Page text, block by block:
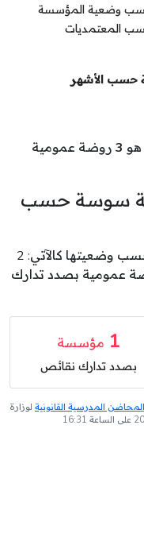
وضعية المؤسسة
المعتمديات
حسب الأشهر
3 روضة عمومية
سوسة حسب
تتوزع رياض عمومية بولاية سوسة حسب وضعيتها كالآتي: 2
بصدد النشاط و 1 روضة عمومية بصدد تدارك
1 مؤسسة
بصدد تدارك نقائص
المدرسية القانونية لوزارة